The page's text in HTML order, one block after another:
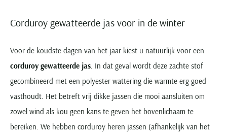
Corduroy gewatteerde jas voor in de winter
Voor de koudste dagen van het jaar kiest u natuurlijk voor een
corduroy gewatteerde jas . In dat geval wordt deze zachte stof
gecombineerd met een polyester wattering die warmte erg goed
vasthoudt. Het betreft vrij dikke jassen die mooi aansluiten om
zowel wind als kou geen kans te geven het bovenlichaam te
bereiken. We hebben corduroy heren jassen (afhankelijk van het